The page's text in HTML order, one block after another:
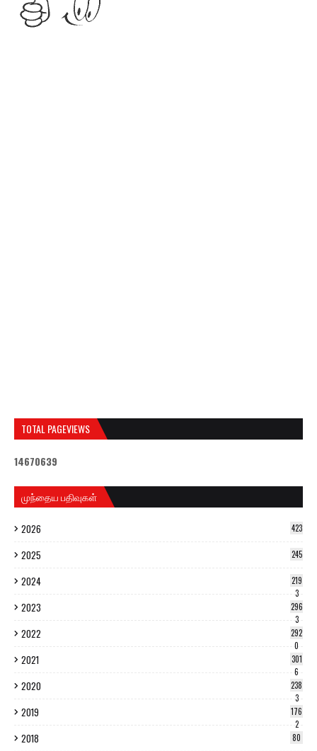
TOTAL PAGEVIEWS
14670639
முந்தைய பதிவுகள்
2026 423
2025 245
2024
219
3
2023
296
3
2022
292
0
2021
301
6
2020
238
3
2019
176
2
2018 80